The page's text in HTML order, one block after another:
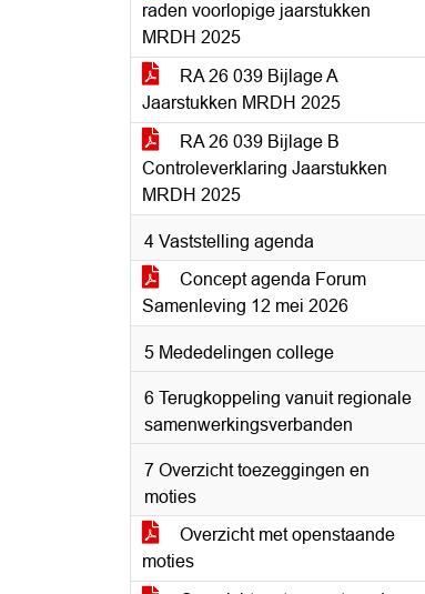
raden voorlopige jaarstukken
MRDH 2025
RA 26 039 Bijlage A
Jaarstukken MRDH 2025
RA 26 039 Bijlage B
Controleverklaring Jaarstukken
MRDH 2025
4 Vaststelling agenda
Concept agenda Forum
Samenleving 12 mei 2026
5 Mededelingen college
6 Terugkoppeling vanuit regionale
samenwerkingsverbanden
7 Overzicht toezeggingen en
moties
Overzicht met openstaande
moties